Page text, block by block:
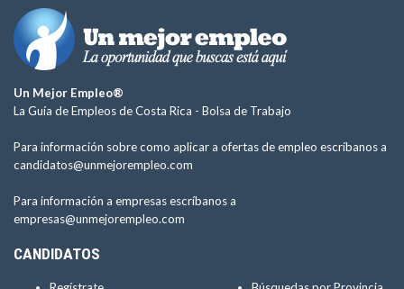
Un Mejor Empleo®
La Guía de Empleos de Costa Rica - Bolsa de Trabajo
Para información sobre como aplicar a ofertas de empleo escríbanos a
candidatos@unmejorempleo.com
Para información a empresas escríbanos a
empresas@unmejorempleo.com
CANDIDATOS